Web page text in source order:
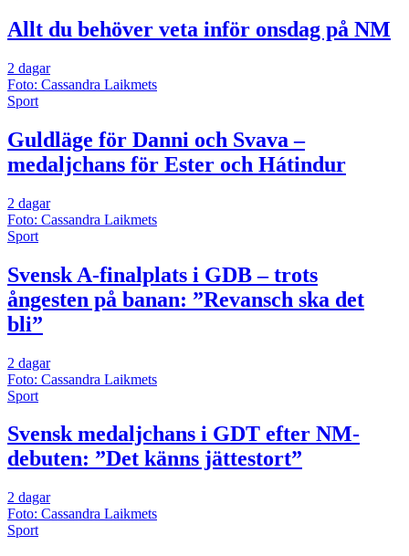
Allt du behöver veta inför onsdag på NM
2 dagar
Foto: Cassandra Laikmets
Sport
Guldläge för Danni och Svava –
medaljchans för Ester och Hátindur
2 dagar
Foto: Cassandra Laikmets
Sport
Svensk A-finalplats i GDB – trots
ångesten på banan: ”Revansch ska det
bli”
2 dagar
Foto: Cassandra Laikmets
Sport
Svensk medaljchans i GDT efter NM-
debuten: ”Det känns jättestort”
2 dagar
Foto: Cassandra Laikmets
Sport